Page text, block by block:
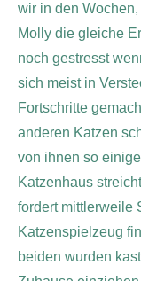
wir in den
Molly die gleiche
noch gestresst
sich meist in
Fortschritte
anderen Katzen
von ihnen so
Katzenhaus
fordert mittlerweile
Katzenspielzeug
beiden wurden